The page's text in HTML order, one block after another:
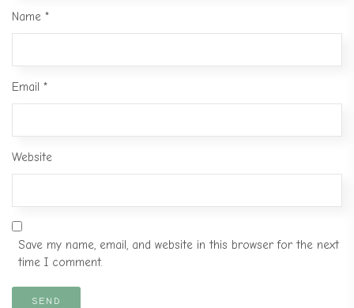
Name *
Email *
Website
Save my name, email, and website in this browser for the next
time I comment.